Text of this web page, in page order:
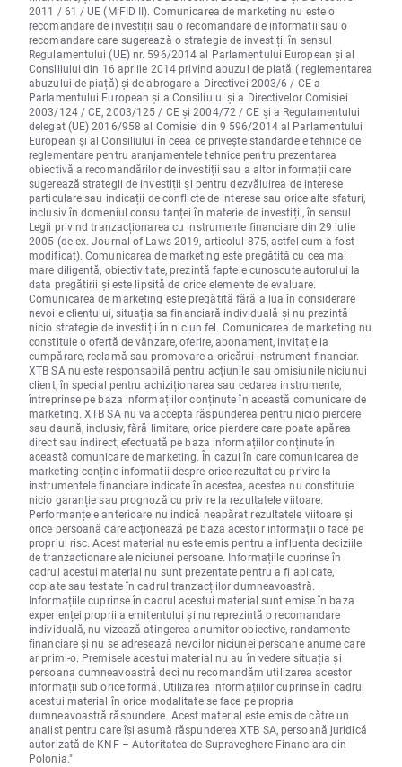
2011 / 61 / UE (MiFID II). Comunicarea de marketing nu este o
recomandare de investiții sau o recomandare de informații sau o
recomandare care sugerează o strategie de investiții în sensul
Regulamentului (UE) nr. 596/2014 al Parlamentului European și al
Consiliului din 16 aprilie 2014 privind abuzul de piață ( reglementarea
abuzului de piață) și de abrogare a Directivei 2003/6 / CE a
Parlamentului European și a Consiliului și a Directivelor Comisiei
2003/124 / CE, 2003/125 / CE și 2004/72 / CE și a Regulamentului
delegat (UE) 2016/958 al Comisiei din 9 596/2014 al Parlamentului
European și al Consiliului în ceea ce privește standardele tehnice de
reglementare pentru aranjamentele tehnice pentru prezentarea
obiectivă a recomandărilor de investiții sau a altor informații care
sugerează strategii de investiții și pentru dezvăluirea de interese
particulare sau indicații de conflicte de interese sau orice alte sfaturi,
inclusiv în domeniul consultanței în materie de investiții, în sensul
Legii privind tranzacționarea cu instrumente financiare din 29 iulie
2005 (de ex. Journal of Laws 2019, articolul 875, astfel cum a fost
modificat). Comunicarea de marketing este pregătită cu cea mai
mare diligență, obiectivitate, prezintă faptele cunoscute autorului la
data pregătirii și este lipsită de orice elemente de evaluare.
Comunicarea de marketing este pregătită fără a lua în considerare
nevoile clientului, situația sa financiară individuală și nu prezintă
nicio strategie de investiții în niciun fel. Comunicarea de marketing nu
constituie o ofertă de vânzare, oferire, abonament, invitație la
cumpărare, reclamă sau promovare a oricărui instrument financiar.
XTB SA nu este responsabilă pentru acțiunile sau omisiunile niciunui
client, în special pentru achiziționarea sau cedarea instrumente,
întreprinse pe baza informațiilor conținute în această comunicare de
marketing. XTB SA nu va accepta răspunderea pentru nicio pierdere
sau daună, inclusiv, fără limitare, orice pierdere care poate apărea
direct sau indirect, efectuată pe baza informațiilor conținute în
această comunicare de marketing. În cazul în care comunicarea de
marketing conține informații despre orice rezultat cu privire la
instrumentele financiare indicate în acestea, acestea nu constituie
nicio garanție sau prognoză cu privire la rezultatele viitoare.
Performanțele anterioare nu indică neapărat rezultatele viitoare și
orice persoană care acționează pe baza acestor informații o face pe
propriul risc. Acest material nu este emis pentru a influenta deciziile
de tranzacționare ale niciunei persoane. Informațiile cuprinse în
cadrul acestui material nu sunt prezentate pentru a fi aplicate,
copiate sau testate în cadrul tranzacțiilor dumneavoastră.
Informațiile cuprinse în cadrul acestui material sunt emise în baza
experienței proprii a emitentului și nu reprezintă o recomandare
individuală, nu vizează atingerea anumitor obiective, randamente
financiare și nu se adresează nevoilor niciunei persoane anume care
ar primi-o. Premisele acestui material nu au în vedere situația și
persoana dumneavoastră deci nu recomandăm utilizarea acestor
informații sub orice formă. Utilizarea informațiilor cuprinse în cadrul
acestui material în orice modalitate se face pe propria
dumneavoastră răspundere. Acest material este emis de către un
analist pentru care își asumă răspunderea XTB SA, persoană juridică
autorizată de KNF – Autoritatea de Supraveghere Financiara din
Polonia."